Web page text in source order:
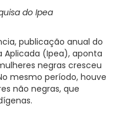
do Ipea
publicação anual do
Aplicada (Ipea), aponta
negras cresceu
mesmo período, houve
não negras, que